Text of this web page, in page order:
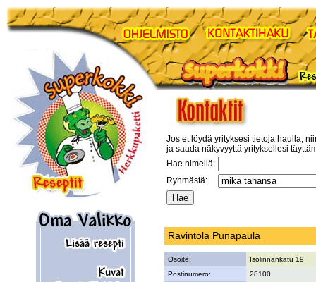
Jos et löydä yrityksesi tietoja haulla,
ja saada näkyvyyttä yrityksellesi
Hae nimellä:
Ryhmästä:
Ravintola Punapaula
Osoite:
Isolinnankatu 19
Postinumero:
28100